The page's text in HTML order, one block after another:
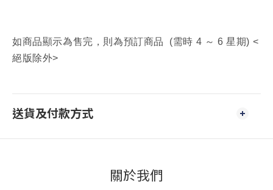
如商品顯示為售完，則為預訂商品 (需時 4 ～ 6 星期) <
絕版除外>
送貨及付款方式
關於我們